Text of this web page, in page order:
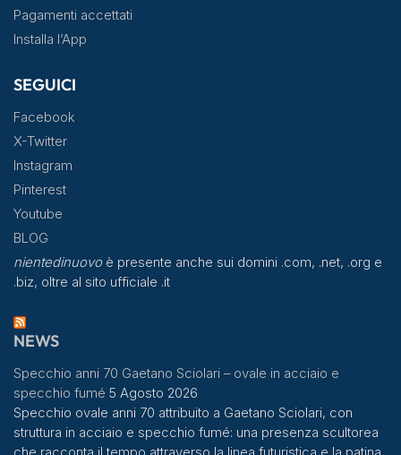
Pagamenti accettati
Installa l’App
SEGUICI
Facebook
X-Twitter
Instagram
Pinterest
Youtube
BLOG
nientedinuovoè presente anche sui domini .com, .net, .org e
.biz, oltre al sito ufficiale .it
NEWS
Specchio anni 70 Gaetano Sciolari – ovale in acciaio e
specchio fumé 5 Agosto 2026
Specchio ovale anni 70 attribuito a Gaetano Sciolari, con
struttura in acciaio e specchio fumé: una presenza scultorea